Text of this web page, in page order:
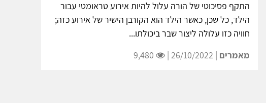
התקף פסיכוטי של הורה עלול להיות אירוע טראומטי עבור
הילד, כל שכן, כאשר הילד הוא הקורבן הישיר של אירוע כזה;
חוויה כזו עלולה ליצור שבר ביכולתו...
מאמרים | 26/10/2022 |